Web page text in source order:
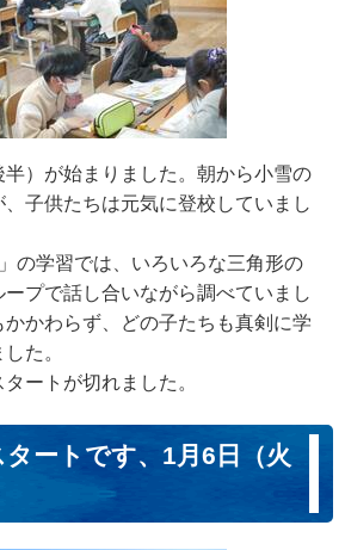
）が始まりました。朝から小雪の
子供たちは元気に登校していまし
の学習では、いろいろな三角形の
プで話し合いながら調べていまし
かわらず、どの子たちも真剣に学
た。
ートが切れました。
ートです、1月6日（火